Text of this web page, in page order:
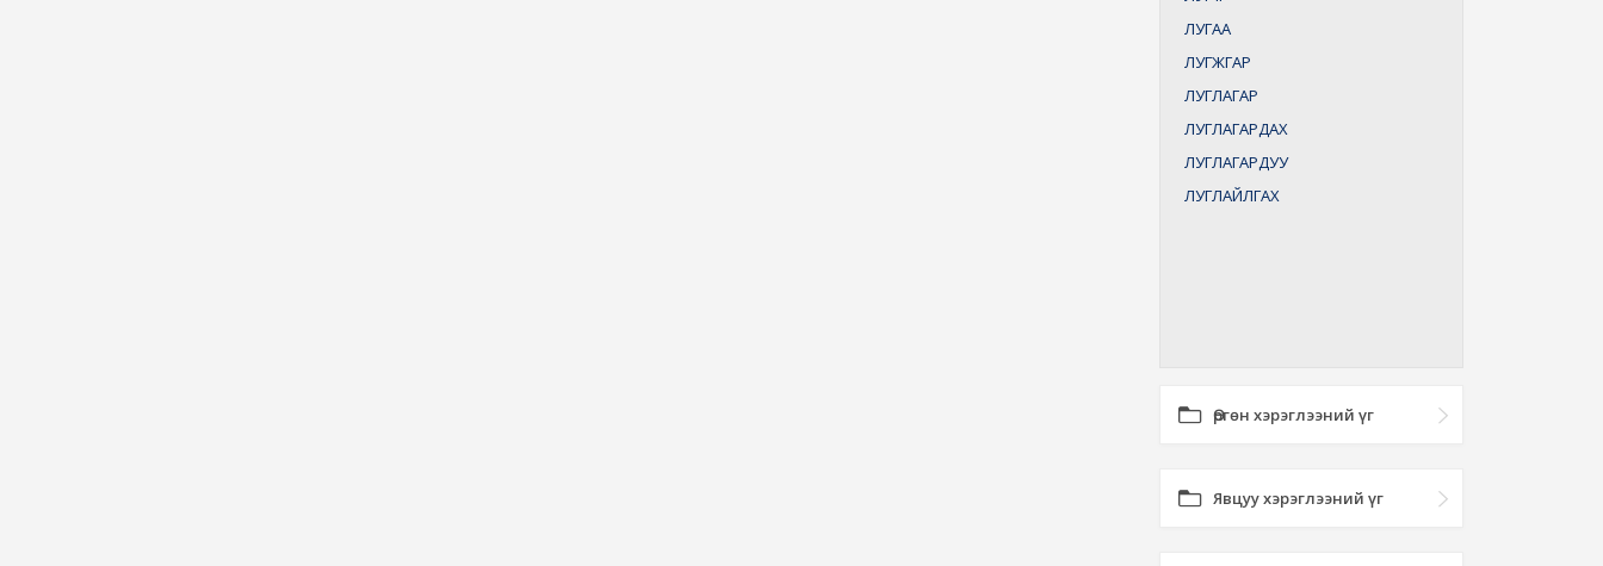
ЛУГАА
ЛУГЖГАР
ЛУГЛАГАР
ЛУГЛАГАРДАХ
ЛУГЛАГАРДУУ
ЛУГЛАЙЛГАХ
Өргөн хэрэглээний үг
Явцуу хэрэглээний үг